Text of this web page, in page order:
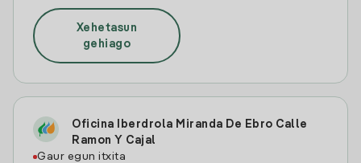
Xehetasun
gehiago
Oficina Iberdrola Miranda De Ebro Calle
Ramon Y Cajal
Gaur egun itxita